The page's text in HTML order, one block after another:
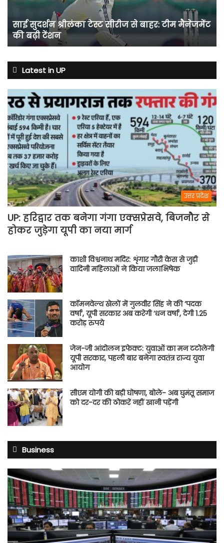
मैनेजमेंट
की
बढ़ी
साई सुदर्शन श्रीलंका टेस्ट सीरीज से बाहर: टीम मैनेजमेंट
की बढ़ी टेंशन
Latest in UP
उत्तर प्रदेश
UP: हरिद्वार तक बनेगा गंगा एक्सप्रेसवे, बिजनौर से
होकर जुड़ेगा यूपी का नया मार्ग
काशी विश्वनाथ मदिर: शृंगार गौरी केस से जुड़ी
वादिनी महिलाओं ने किया जलाभिषेक
कॉमनवेल्थ खेलों में गुलवीर सिंह ने की ‘पदक
वर्षा’, यूपी सरकार अब करेगी ‘धन वर्षा’, देगी 1.25
करोड़ रुपये
जेन-जी आंदोलन इफेक्ट: युवाओं का मन टटोलेगी
यूपी सरकार, पहली बार बनेगा स्वतंत्र राज्य युवा
आयोग
सीएम योगी की बड़ी घोषणा, बोले- अब घुमंतू समाज
को दर-दर की ठोकरें नहीं खानी पड़ेंगी
Business